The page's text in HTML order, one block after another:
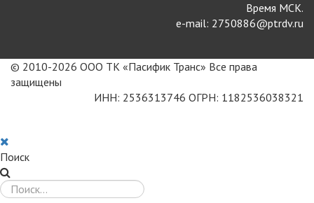
Время МСК.
e-mail: 2750886@ptrdv.ru
© 2010-2026 ООО ТК «Пасифик Транс» Все права
защищены
ИНН: 2536313746 ОГРН: 1182536038321
Поиск